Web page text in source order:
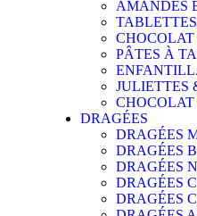
AMANDES
PÂTES À
JULIETTES
DRAGÉES
DRAGÉES
DRAGÉES
DRAGÉES
DRAGÉES
DRAGÉES